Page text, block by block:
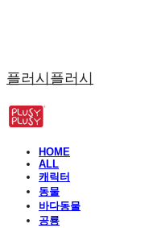
플러시플러시
HOME
ALL
캐릭터
동물
바다동물
공룡